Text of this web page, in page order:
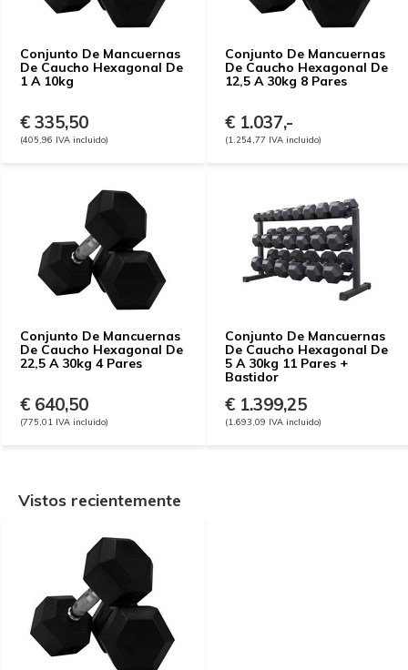
Conjunto De Mancuernas
De Caucho Hexagonal De
1 A 10kg
€ 335,50
(405,96 IVA incluido)
Conjunto De Mancuernas
De Caucho Hexagonal De
12,5 A 30kg 8 Pares
€ 1.037,-
(1.254,77 IVA incluido)
Conjunto De Mancuernas
De Caucho Hexagonal De
22,5 A 30kg 4 Pares
€ 640,50
(775,01 IVA incluido)
Conjunto De Mancuernas
De Caucho Hexagonal De
5 A 30kg 11 Pares +
Bastidor
€ 1.399,25
(1.693,09 IVA incluido)
Vistos recientemente